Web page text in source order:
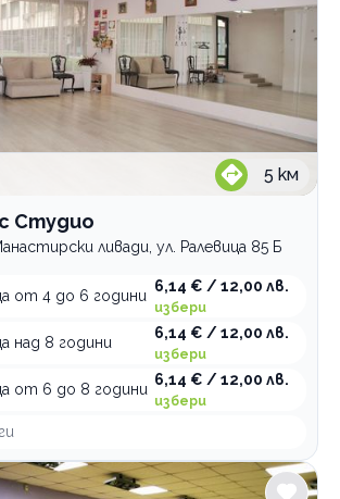
5 км
Студио
ливади, ул. Ралевица 85 Б
от 4 до 6 години
6,14 € / 12,00 лв.
избери
над 8 години
6,14 € / 12,00 лв.
избери
от 6 до 8 години
6,14 € / 12,00 лв.
избери
Center